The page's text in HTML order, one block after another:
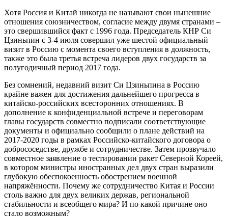
Хотя Россия и Китай никогда не называют свои нынешние
отношения союзничеством, согласие между двумя странами –
это свершившийся факт с 1996 года. Председатель КНР Си
Цзиньпин с 3-4 июля совершил уже шестой официальный
визит в Россию с момента своего вступления в должность,
также это была третья встреча лидеров двух государств за
полугодичный период 2017 года.
Без сомнений, недавний визит Си Цзиньпина в Россию
крайне важен для достижения дальнейшего прогресса в
китайско-российских всесторонних отношениях. В
дополнение к конфиденциальной встрече и переговорам
главы государств совместно подписали соответствующие
документы и официально сообщили о плане действий на
2017-2020 годы в рамках Российско-китайского договора о
добрососедстве, дружбе и сотрудничестве. Затем прозвучало
совместное заявление о тестировании ракет Северной Кореей,
в котором министры иностранных дел двух стран выразили
глубокую обеспокоенность обострением военной
напряжённости. Почему же сотрудничество Китая и России
столь важно для двух великих держав, региональной
стабильности и всеобщего мира? И по какой причине оно
стало возможным?